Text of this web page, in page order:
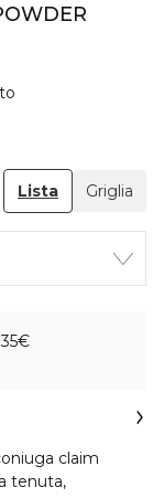
Lista Griglia
claim
tenuta,